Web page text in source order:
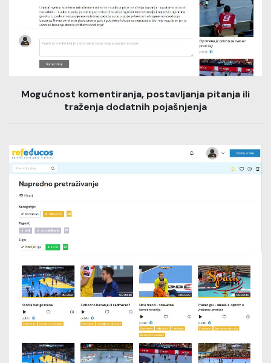
Mogućnost komentiranja, postavljanja pitanja ili
traženja dodatnih pojašnjenja